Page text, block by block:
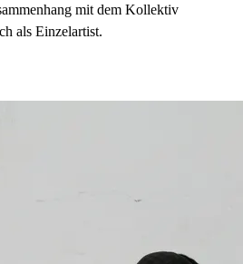
mit dem Kollektiv
als Einzelartist.